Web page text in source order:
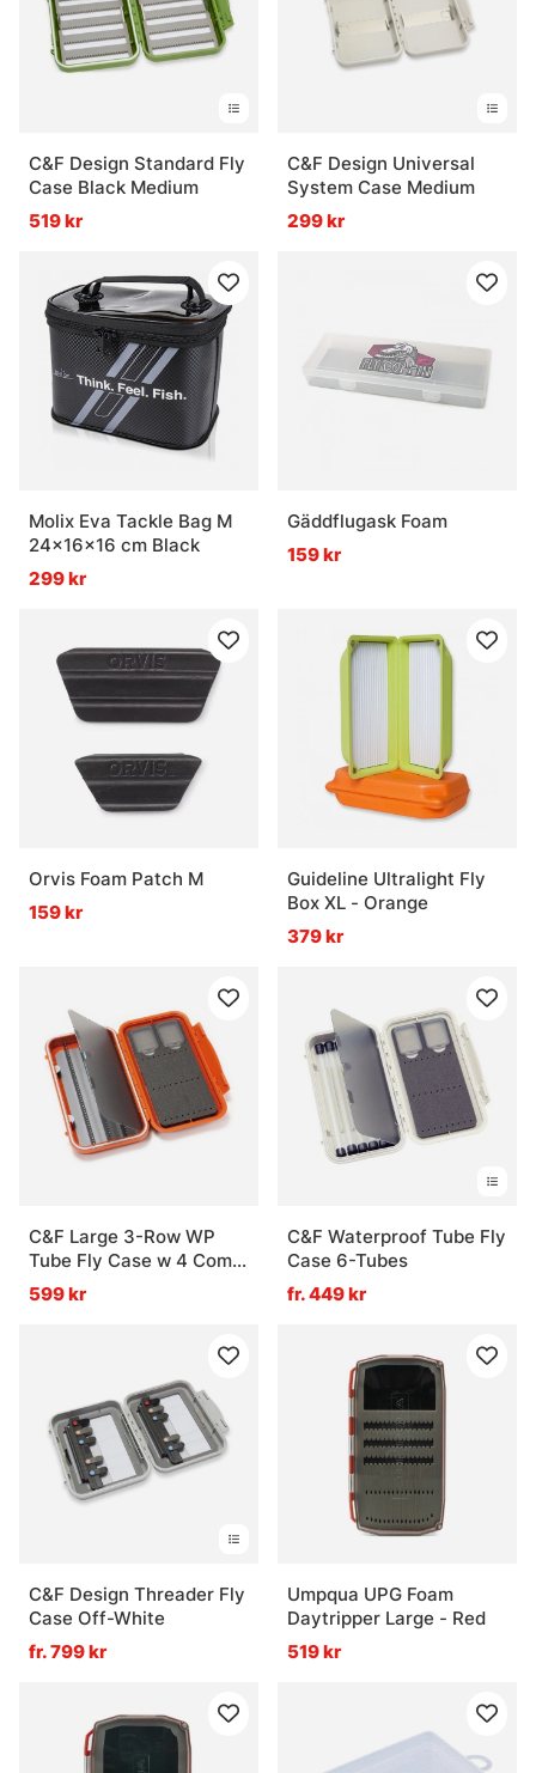
C&F Design Standard Fly
Case Black Medium
519 kr
C&F Design Universal
System Case Medium
299 kr
Molix Eva Tackle Bag M
24x16x16 cm Black
299 kr
Gäddflugask Foam
159 kr
Orvis Foam Patch M
159 kr
Guideline Ultralight Fly
Box XL - Orange
379 kr
C&F Large 3-Row WP
Tube Fly Case w 4 Comp
(CF-3404V) Burnt
Orange
599 kr
C&F Waterproof Tube Fly
Case 6-Tubes
fr. 449 kr
C&F Design Threader Fly
Case Off-White
fr. 799 kr
Umpqua UPG Foam
Daytripper Large - Red
519 kr